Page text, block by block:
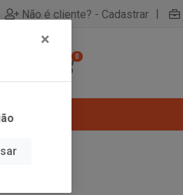
Não é cliente? - Cadastrar |
0
×